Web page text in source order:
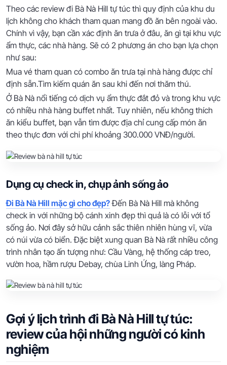
Theo các review đi Bà Nà Hill tự túc thì quy định của khu du
lịch không cho khách tham quan mang đồ ăn bên ngoài vào.
Chính vì vậy, bạn cần xác định ăn trưa ở đâu, ăn gì tại khu vực
ẩm thực, các nhà hàng. Sẽ có 2 phương án cho bạn lựa chọn
như sau:
Mua vé tham quan có combo ăn trưa tại nhà hàng được chỉ
định sẵn.Tìm kiếm quán ăn sau khi đến nơi thăm thú.
Ở Bà Nà nổi tiếng có dịch vụ ẩm thực đắt đỏ và trong khu vực
có nhiều nhà hàng buffet nhất. Tuy nhiên, nếu không thích
ăn kiểu buffet, bạn vẫn tìm được địa chỉ cung cấp món ăn
theo thực đơn với chi phí khoảng 300.000 VNĐ/người.
Dụng cụ check in, chụp ảnh sống ảo
Đi Bà Nà Hill mặc gì cho đẹp?Đến Bà Nà Hill mà không
check in với những bộ cánh xinh đẹp thì quả là có lỗi với tổ
sống ảo. Nơi đây sở hữu cảnh sắc thiên nhiên hùng vĩ, vừa
có núi vừa có biển. Đặc biệt xung quan Bà Nà rất nhiều công
trình nhân tạo ấn tượng như: Cầu Vàng, hệ thống cáp treo,
vườn hoa, hầm rượu Debay, chùa Linh Ứng, làng Pháp.
Gợi ý lịch trình đi Bà Nà Hill tự túc:
review của hội những người có kinh
nghiệm